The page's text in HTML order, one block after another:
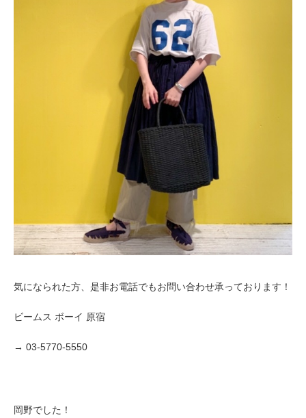
気になられた方、是非お電話でもお問い合わせ承っております！
ビームス ボーイ 原宿
→ 03-5770-5550
岡野でした！